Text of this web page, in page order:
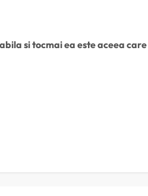
si tocmai ea este aceea